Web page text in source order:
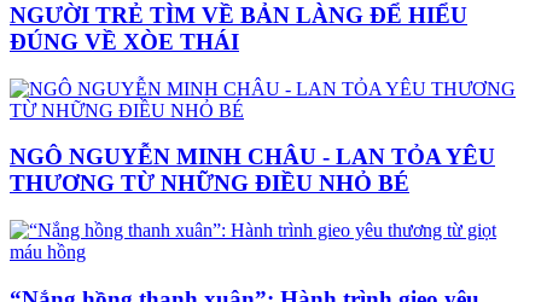
NGƯỜI TRẺ TÌM VỀ BẢN LÀNG ĐỂ HIỂU
ĐÚNG VỀ XÒE THÁI
NGÔ NGUYỄN MINH CHÂU - LAN TỎA YÊU
THƯƠNG TỪ NHỮNG ĐIỀU NHỎ BÉ